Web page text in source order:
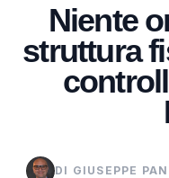
Niente
struttura
DI GIUSEPPE